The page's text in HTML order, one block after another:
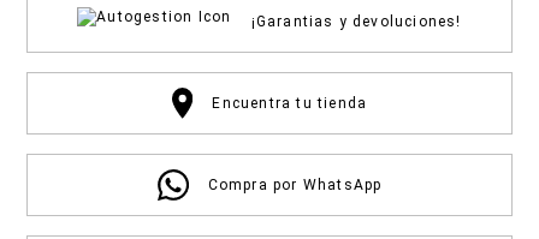
¡Garantias y devoluciones!
Encuentra tu tienda
Compra por WhatsApp